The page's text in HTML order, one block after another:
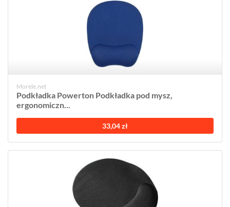
Morele.net
Podkładka Powerton Podkładka pod mysz,
ergonomiczn...
33,04 zł